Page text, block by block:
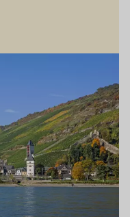
i Mittelrhein